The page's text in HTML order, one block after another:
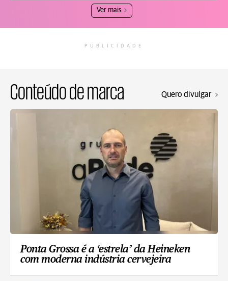
Ver mais
PUBLICIDADE
Conteúdo de marca Quero divulgar
Ponta Grossa é a ‘estrela’ da Heineken
com moderna indústria cervejeira